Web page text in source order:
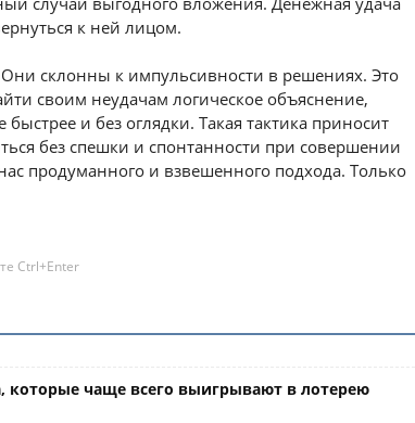
к ней лицом.
склонны к импульсивности в решениях. Это
своим неудачам логическое объяснение,
и без оглядки. Такая тактика приносит
без спешки и спонтанности при совершении
продуманного и взвешенного подхода. Только
Ctrl+Enter
которые чаще всего выигрывают в лотерею